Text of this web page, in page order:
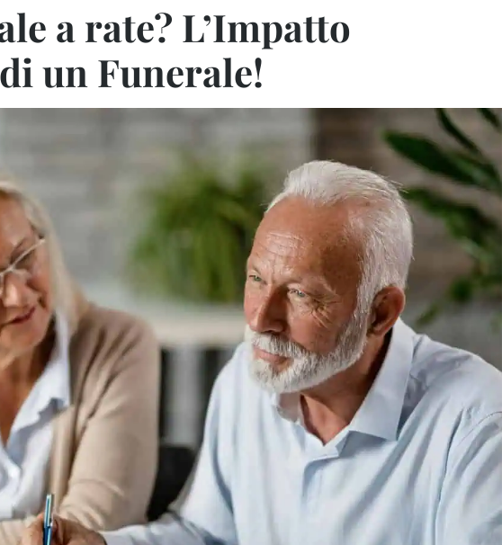
a rate? L’Impatto
un Funerale!